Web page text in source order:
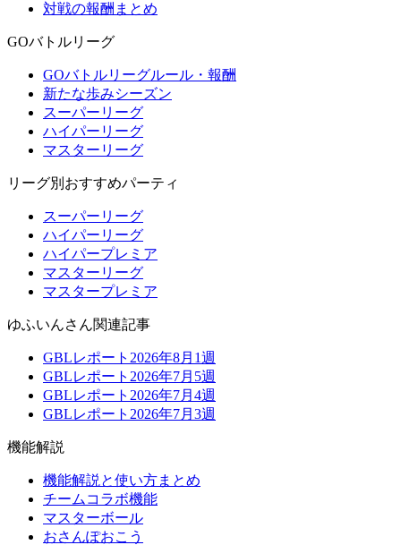
対戦の報酬まとめ
GOバトルリーグ
GOバトルリーグルール・報酬
新たな歩みシーズン
スーパーリーグ
ハイパーリーグ
マスターリーグ
リーグ別おすすめパーティ
スーパーリーグ
ハイパーリーグ
ハイパープレミア
マスターリーグ
マスタープレミア
ゆふいんさん関連記事
GBLレポート2026年8月1週
GBLレポート2026年7月5週
GBLレポート2026年7月4週
GBLレポート2026年7月3週
機能解説
機能解説と使い方まとめ
チームコラボ機能
マスターボール
おさんぽおこう